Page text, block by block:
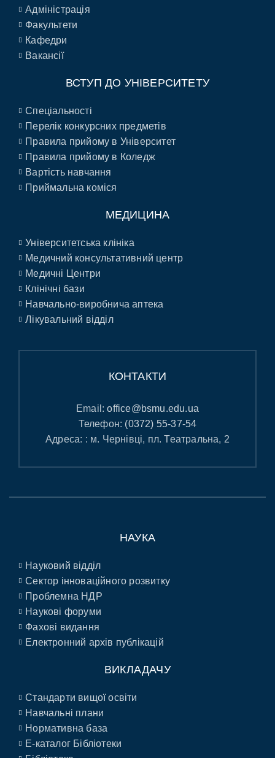
Адміністрація
Факультети
Кафедри
Вакансії
ВСТУП ДО УНІВЕРСИТЕТУ
Спеціальності
Перелік конкурсних предметів
Правила прийому в Університет
Правила прийому в Коледж
Вартість навчання
Приймальна коміся
МЕДИЦИНА
Університетська клініка
Медичний консультативний центр
Медичні Центри
Клінічні бази
Навчально-виробнича аптека
Лікувальний відділ
КОНТАКТИ
Email:office@bsmu.edu.ua
Телефон: (0372) 55-37-54
Адреса: : м. Чернівці, пл. Театральна, 2
НАУКА
Науковий відділ
Сектор інноваційного розвитку
Проблемна НДР
Наукові форуми
Фахові видання
Електронний архів публікацій
ВИКЛАДАЧУ
Стандарти вищої освіти
Навчальні плани
Нормативна база
E-каталог Бібліотеки